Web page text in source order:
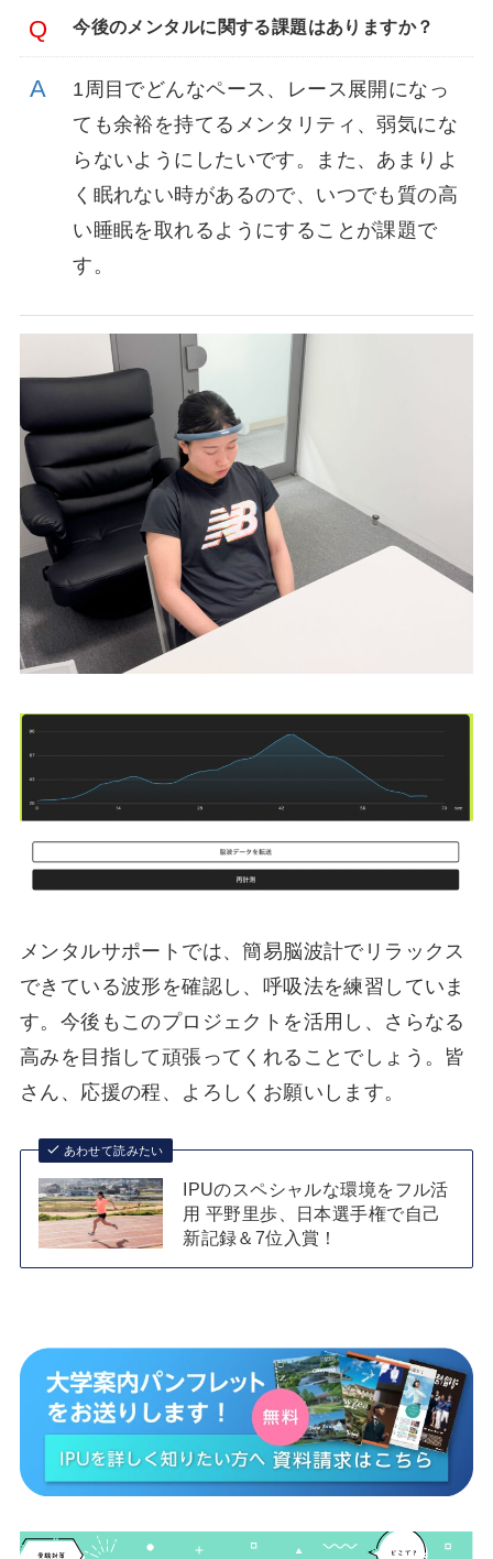
今後のメンタルに関する課題はありますか？
1周目でどんなペース、レース展開になっ
ても余裕を持てるメンタリティ、弱気にな
らないようにしたいです。また、あまりよ
く眠れない時があるので、いつでも質の高
い睡眠を取れるようにすることが課題で
す。
メンタルサポートでは、簡易脳波計でリラックス
できている波形を確認し、呼吸法を練習していま
す。今後もこのプロジェクトを活用し、さらなる
高みを目指して頑張ってくれることでしょう。皆
さん、応援の程、よろしくお願いします。
あわせて読みたい
IPUのスペシャルな環境をフル活
用 平野里歩、日本選手権で自己
新記録＆7位入賞！